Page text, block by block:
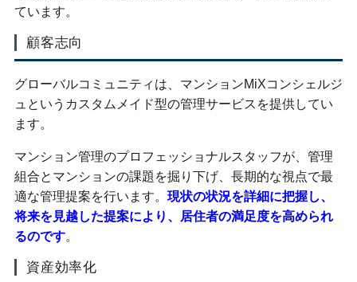
ています。
顧客志向
グローバルコミュニティは、マンションMiXコンシェルジ
ュというカスタムメイド型の管理サービスを提供してい
ます。
マンション管理のプロフェッショナルスタッフが、管理
組合とマンションの課題を掘り下げ、長期的な視点で最
適な管理提案を行います。 現状の状況を詳細に把握し、
将来を見越した提案により、居住者の満足度を高められ
るのです。
資産効率化